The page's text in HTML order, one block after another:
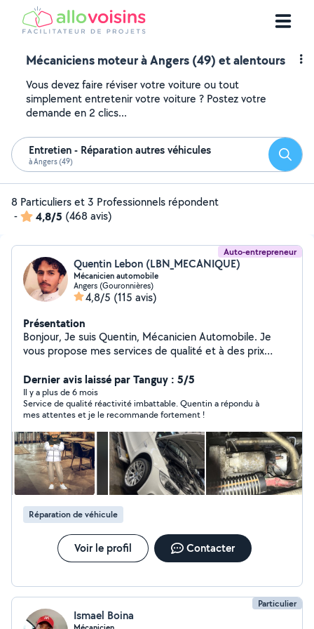
Mécaniciens moteur à Angers (49) et alentours
Vous devez faire réviser votre voiture ou tout
simplement entretenir votre voiture ? Postez votre
demande en 2 clics...
Entretien - Réparation autres véhicules
à Angers (49)
8 Particuliers et 3 Professionnels répondent
-
4,8/5 (468 avis)
Auto-entrepreneur
Quentin Lebon (LBN_MECANIQUE)
Mécanicien automobile
Angers (Gouronnières)
4,8/5 (115 avis)
Présentation
Bonjour, Je suis Quentin, Mécanicien Automobile. Je
vous propose mes services de qualité et à des prix
véhicule, faire le nécessaire pour le passage au Contrôle
Technique ainsi qu'intervenir sur la partie Mécanique et
certains éléments de Carrosserie. Prestation : - Vidange
: Filtre à huile, filtre à air, filtre à gasoil, filtre habitacle -
Disques et Plaquettes : AVANT/ARRIERE avec ou sans
frein à main électrique - Garniture de freins à Tambours
et dépoussiérage - Diagnostic avec ou sans valise -
Amortisseurs - Distribution : À chaîne, à courroie lambda
ou courroie à bain d'huile (BMW-MINI/Audi-Skoda-VW-
SEAT/Opel/Renault-Dacia-Nissan/Peugeot-Citroën-
DS/Mercedes etc) - Embrayage - Rectification santé
moteur (Rallonger la durée de vie de votre moteur) -
Rénovation Optique COMPTE PRO Insta :
LBN_MECANIQUE AVEC LBN_MECANIQUE, VOTRE
Dernier avis laissé par Tanguy : 5/5
Il y a plus de 6 mois
Service de qualité réactivité imbattable. Quentin a répondu à
mes attentes et je le recommande fortement !
Réparation de véhicule
Voir le profil Contacter
Particulier
Ismael Boina